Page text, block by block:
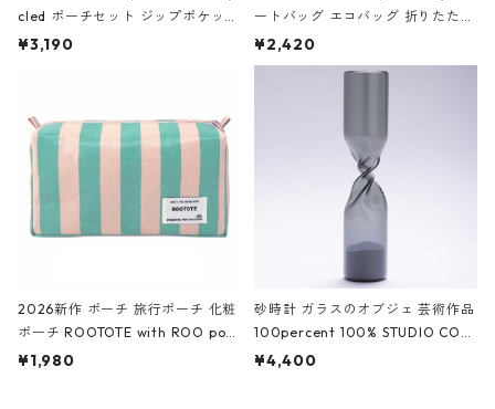
cled ポーチセット ジップポケット
ファスナーポーチ 撥水加工 トラベ
ーガンディー、オフホワイト
¥3,190
ートバッグ エコバッグ 折りたたみ
大きめ 撥水加工 収納ポーチ CRO
CODILE/Black クロコダイル/ブラ
¥2,420
2026新作 ポーチ 旅行ポーチ 化粧
ポーチ ROOTOTE with ROO pou
ch 3532 ルートート WR.ポーチ.ラ
¥1,980
砂時計 ガラスのオブジェ 芸術作品
100percent 100% STUDIO COH
AKU Timeless 100パーセント ス
¥4,400